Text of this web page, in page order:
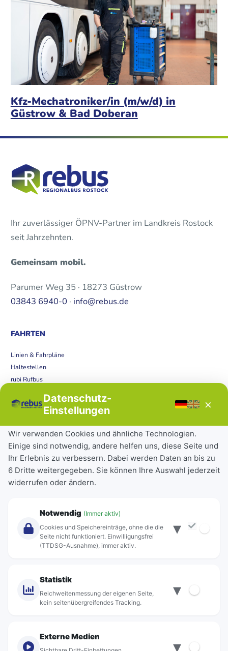
Kfz-Mechatroniker/in (m/w/d) in
Güstrow & Bad Doberan
Ihr zuverlässiger ÖPNV-Partner im Landkreis Rostock
seit Jahrzehnten.
Gemeinsam mobil.
Parumer Weg 35 · 18273 Güstrow
03843 6940-0 · info@rebus.de
FAHRTEN
Linien & Fahrpläne
Haltestellen
rubi Rufbus
Störungen
Tickets & Tarife
Deutschlandticket
Schülerkarte
Einzeltickets
Abonnements
Über Rebus
Standorte
Datenschutz-
Einstellungen
×
Wir verwenden Cookies und ähnliche Technologien.
Einige sind notwendig, andere helfen uns, diese Seite und
Ihr Erlebnis zu verbessern. Dabei werden Daten an bis zu
6 Dritte weitergegeben. Sie können Ihre Auswahl jederzeit
widerrufen oder ändern.
Notwendig (Immer aktiv)
Cookies und Speichereinträge, ohne die die
Seite nicht funktioniert. Einwilligungsfrei
(TTDSG-Ausnahme), immer aktiv.
▾
Statistik
Reichweitenmessung der eigenen Seite,
kein seitenübergreifendes Tracking.
▾
Externe Medien
▾